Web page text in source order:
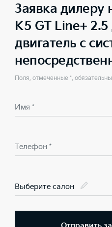
Заявка дилеру
K5 GT Line+
двигатель с
Поля, отмеченные *,
Имя *
Телефон *
Выберите салон